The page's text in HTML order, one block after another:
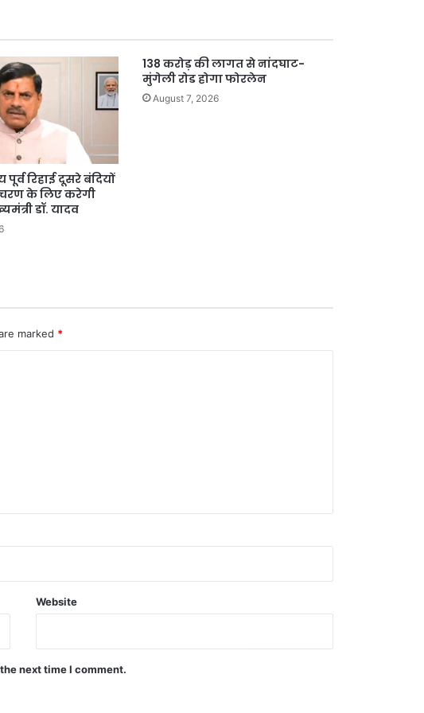
तालाब
सौंदर्यीकरण
कार्यों
का
किया
निरीक्षण
रिहाई दूसरे बंदियों
के लिए करेगी
डॉ. यादव
138 करोड़ की लागत से नांदघाट-
मुंगेली रोड होगा फोरलेन
August 7, 2026
marked *
Website
next time I comment.